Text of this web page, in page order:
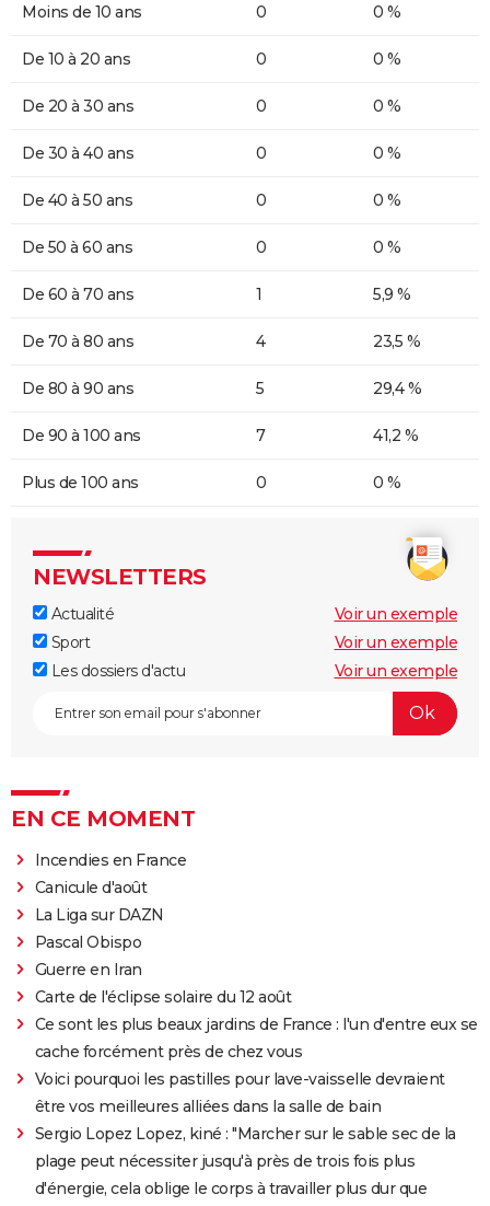
Moins de 10 ans 0 0 %
De 10 à 20 ans 0 0 %
De 20 à 30 ans 0 0 %
De 30 à 40 ans 0 0 %
De 40 à 50 ans 0 0 %
De 50 à 60 ans 0 0 %
De 60 à 70 ans 1 5,9 %
De 70 à 80 ans 4 23,5 %
De 80 à 90 ans 5 29,4 %
De 90 à 100 ans 7 41,2 %
Plus de 100 ans 0 0 %
NEWSLETTERS
Actualité
Voir un exemple
Sport
Voir un exemple
Les dossiers d'actu
Voir un exemple
EN CE MOMENT
Incendies en France
Canicule d'août
La Liga sur DAZN
Pascal Obispo
Guerre en Iran
Carte de l'éclipse solaire du 12 août
Ce sont les plus beaux jardins de France : l'un d'entre eux se
cache forcément près de chez vous
Voici pourquoi les pastilles pour lave-vaisselle devraient
être vos meilleures alliées dans la salle de bain
Sergio Lopez Lopez, kiné : "Marcher sur le sable sec de la
plage peut nécessiter jusqu'à près de trois fois plus
d'énergie, cela oblige le corps à travailler plus dur que